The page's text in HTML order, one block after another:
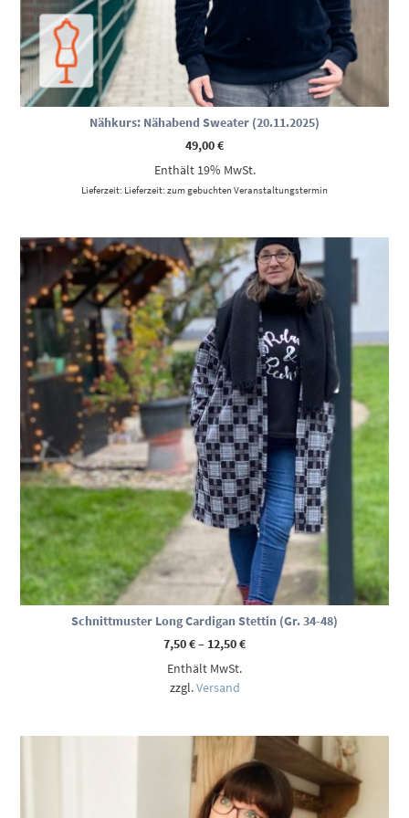
Nähkurs: Nähabend Sweater (20.11.2025)
49,00€
Enthält 19% MwSt.
Lieferzeit: Lieferzeit: zum gebuchten Veranstaltungstermin
Schnittmuster Long Cardigan Stettin (Gr. 34-48)
7,50€– 12,50€Preisspanne:
Enthält MwSt.
zzgl.Versand